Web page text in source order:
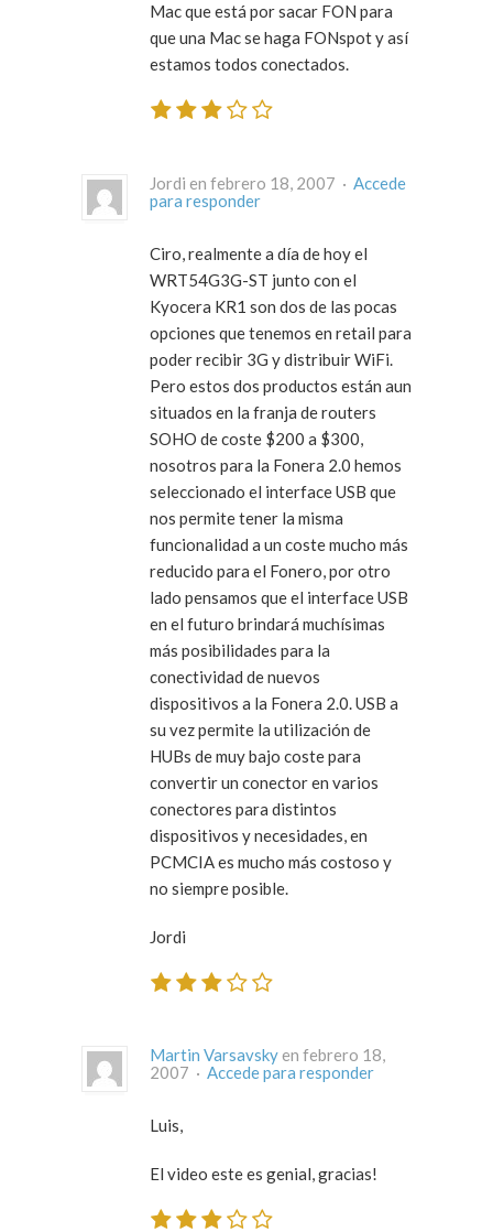
Mac que está por sacar FON para
que una Mac se haga FONspot y así
estamos todos conectados.
Jordi en febrero 18, 2007 · Accede
para responder
Ciro, realmente a día de hoy el
WRT54G3G-ST junto con el
Kyocera KR1 son dos de las pocas
opciones que tenemos en retail para
poder recibir 3G y distribuir WiFi.
Pero estos dos productos están aun
situados en la franja de routers
SOHO de coste $200 a $300,
nosotros para la Fonera 2.0 hemos
seleccionado el interface USB que
nos permite tener la misma
funcionalidad a un coste mucho más
reducido para el Fonero, por otro
lado pensamos que el interface USB
en el futuro brindará muchísimas
más posibilidades para la
conectividad de nuevos
dispositivos a la Fonera 2.0. USB a
su vez permite la utilización de
HUBs de muy bajo coste para
convertir un conector en varios
conectores para distintos
dispositivos y necesidades, en
PCMCIA es mucho más costoso y
no siempre posible.
Jordi
Martin Varsavsky en febrero 18,
2007 · Accede para responder
Luis,
El video este es genial, gracias!